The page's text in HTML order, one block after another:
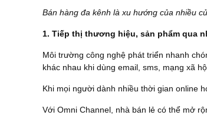
Bán hàng đa kênh là xu hướng của nhiều
1. Tiếp thị thương hiệu, sản phẩm qua
Môi trường công nghệ phát triển nhanh
khác nhau khi dùng email, sms, mạng xã
Khi mọi người dành nhiều thời gian online
Với Omni Channel, nhà bán lẻ có thể mở